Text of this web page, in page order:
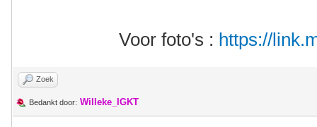
Voor foto's : https://
Zoek
Bedankt door: Willeke_IGKT